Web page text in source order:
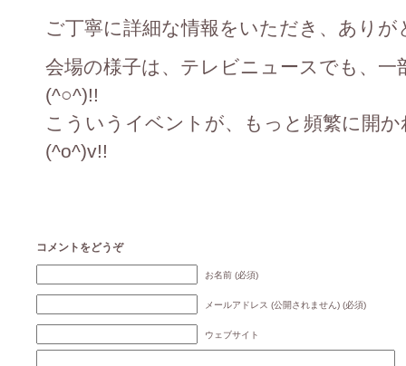
ご丁寧に詳細な情報をいただき、あり
会場の様子は、テレビニュースでも、
(^○^)!!
こういうイベントが、もっと頻繁に開
(^o^)v!!
コメントをどうぞ
お名前 (必須)
メールアドレス (公開されません) (必須)
ウェブサイト